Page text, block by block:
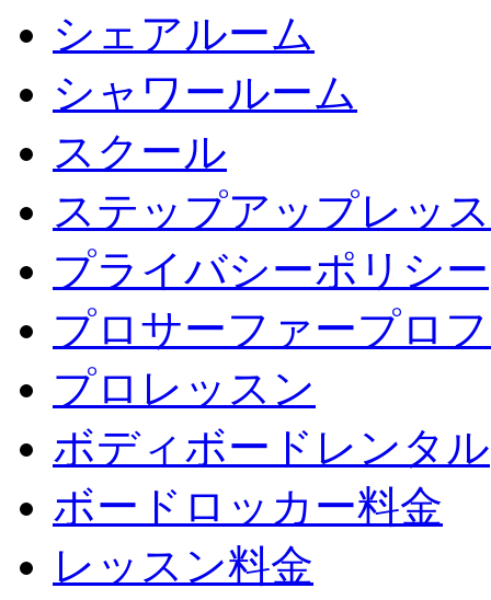
シェアルーム
シャワールーム
スクール
ステップアップレッ
プライバシーポリシー
プロサーファープロ
プロレッスン
ボディボードレンタル
ボードロッカー料金
レッスン料金